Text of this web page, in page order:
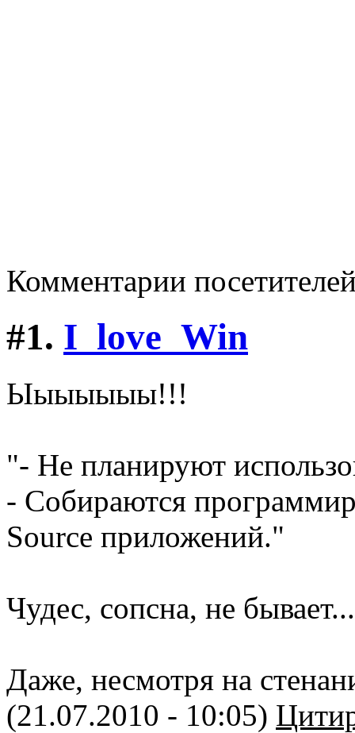
Комментарии
#1. I_love_Win
Ыыыыыыы!!!
"- Не планируют
- Собираются
Source приложений."
Чудес, сопсна, не бывает...
Даже, несмотря на
(21.07.2010 - 10:05)